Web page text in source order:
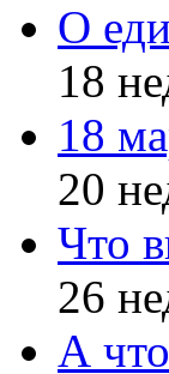
О
18
18
20
Что
26
А